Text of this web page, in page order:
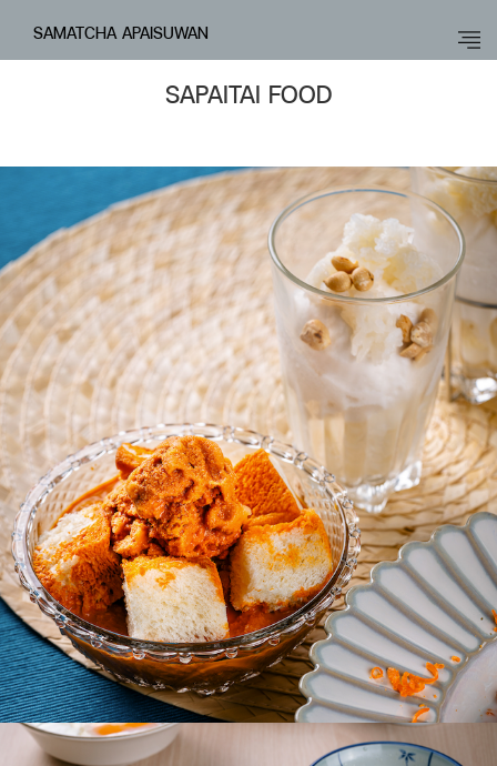
SAMATCHA APAISUWAN
SAPAITAI FOOD